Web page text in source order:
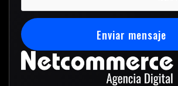
Enviar mensaje
Enviar mensaje